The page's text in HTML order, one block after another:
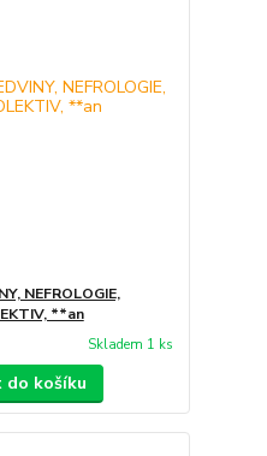
NEFROLOGIE,
**an
Skladem 1 ks
do košíku